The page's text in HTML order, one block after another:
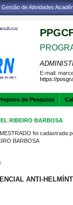
de Atividades
E-mail:
https://
de Pesquisa
RIBEIRO BARBOSA
foi cadastrada
BARBOSA
ANTI-